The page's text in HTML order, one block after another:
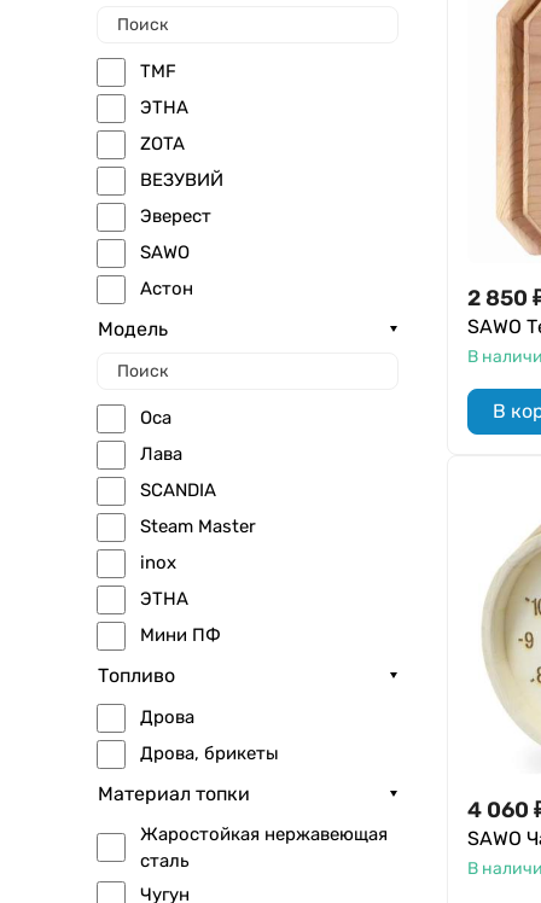
TMF
ЭТНА
ZOTA
ВЕЗУВИЙ
Эверест
SAWO
Астон
Ферингер
Модель
Оса
Лава
SCANDIA
Steam Master
inox
ЭТНА
Мини ПФ
Компакт Inox
Viza
Скиф
MINI
Тунгуска
Топливо
Дрова
Дрова, брикеты
Материал топки
Жаростойкая нержавеющая
сталь
Чугун
2 850
SAWO
В
В
4 060
SAWO
В